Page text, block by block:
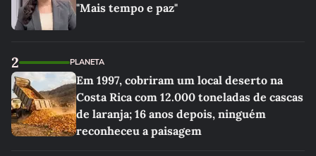
"Mais tempo e paz"
2 PLANETA
Em 1997, cobriram um local deserto na
Costa Rica com 12.000 toneladas de cascas
de laranja; 16 anos depois, ninguém
reconheceu a paisagem